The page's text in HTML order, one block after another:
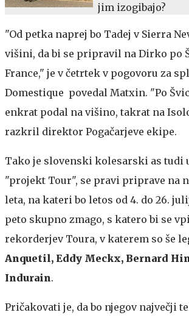
jim izogibajo?
"Od petka naprej bo Tadej v Sierra
višini, da bi se pripravil na Dirko po
France," je v četrtek v pogovoru za
Domestique povedal Matxin. "Po
enkrat podal na višino, takrat na
razkril direktor Pogačarjeve ekipe.
Tako je slovenski kolesarski as tudi
"projekt Tour", se pravi priprave na
leta, na kateri bo letos od 4. do 26.
peto skupno zmago, s katero bi se
rekorderjev Toura, v katerem so še
Anquetil, Eddy Meckx, Bernard
Indurain.
Pričakovati je, da bo njegov največji